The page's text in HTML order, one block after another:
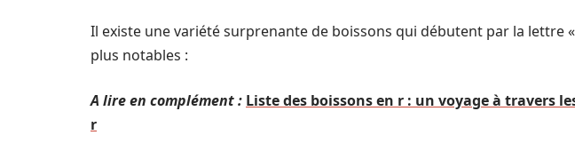
Il existe une variété surprenante de boissons qui débutent par la lettre
plus notables :
A lire en complément : Liste des boissons en r : un voyage à travers
r